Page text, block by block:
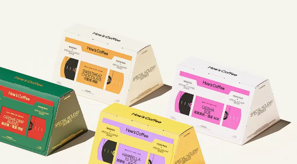
邹竹园LOT13比赛豆”甚至在PCA国际咖啡评估中获得了85.48的高分。我们与社会福利组
计师合作，在慈善收藏家的礼品盒中推出了870瓶的限量版。让新鲜出炉的香气成为社会关
无价的爱促进善良的循环。